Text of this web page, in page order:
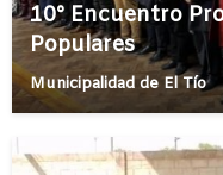
10° Encuentro
Populares
Municipalidad de El Tío